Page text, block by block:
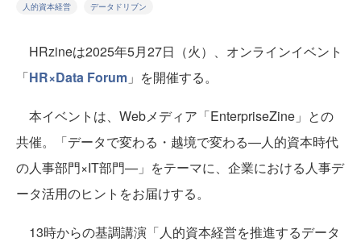
人的資本経営 データドリブン
HRzineは2025年5月27日（火）、オンラインイベント
「HR×Data Forum 」を開催する。
本イベントは、Webメディア「EnterpriseZine」との
共催。「データで変わる・越境で変わる—人的資本時代
の人事部門×IT部門—」をテーマに、企業における人事デ
ータ活用のヒントをお届けする。
13時からの基調講演「人的資本経営を推進するデータ